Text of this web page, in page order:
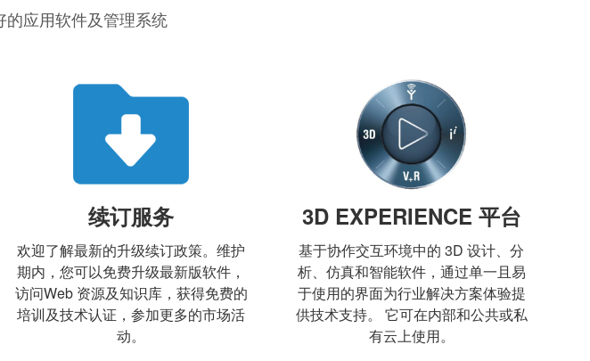
应用软件及管理系统
续订服务
欢迎了解最新的升级续订政策。维护
期内，您可以免费升级最新版软件，
访问Web 资源及知识库，获得免费的
培训及技术认证，参加更多的市场活
动。
3D EXPERIENCE 平台
基于协作交互环境中的 3D 设计、分
析、仿真和智能软件，通过单一且易
于使用的界面为行业解决方案体验提
供技术支持。 它可在内部和公共或私
有云上使用。